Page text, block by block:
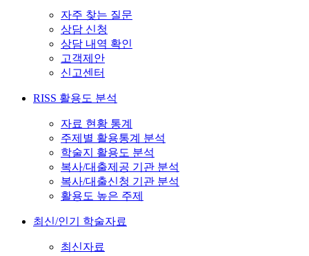
자주 찾는 질문
상담 신청
상담 내역 확인
고객제안
신고센터
RISS 활용도 분석
자료 현황 통계
주제별 활용통계 분석
학술지 활용도 분석
복사/대출제공 기관 분석
복사/대출신청 기관 분석
활용도 높은 주제
최신/인기 학술자료
최신자료